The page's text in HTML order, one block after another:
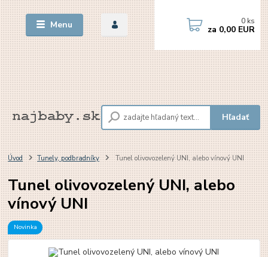
Menu
Hľadať
0 ks
za 0,00 EUR
Úvod Tunely, podbradníky Tunel olivovozelený UNI, alebo vínový UNI
Tunel olivovozelený UNI, alebo
vínový UNI
Novinka